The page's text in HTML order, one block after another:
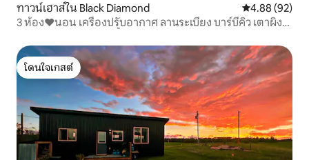
ทาวน์เฮาส์ใน Black Diamond คะแนนเฉลี่ย
4.88 (92)
3 ห้อง❤️นอน เครื่องปรับอากาศ ลานระเบียง บาร์บีคิว เตาผิง
โดนใจเกสต์
โดนใจเกสต์